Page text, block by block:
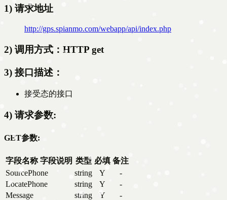
1) 请求地址
http://gps.spianmo.com/webapp/api/index.php
2) 调用方式：HTTP get
3) 接口描述：
接受态的接口
4) 请求参数:
GET参数:
字段名称 字段说明 类型 必填 备注
SourcePhone
string Y
-
LocatePhone
string Y
-
Message
string Y
-